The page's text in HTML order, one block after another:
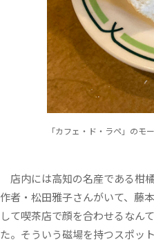
「カフェ・ド・ラペ」のモ
店内には高知の名産である柑
作者・松田雅子さんがいて、藤
して喫茶店で顔を合わせるなん
た。そういう磁場を持つスポッ